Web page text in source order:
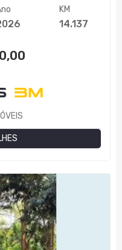
KM
14.137